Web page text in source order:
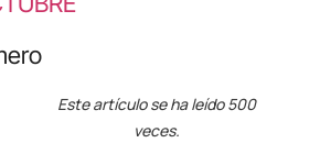
Este artículo se ha leído 500
veces.